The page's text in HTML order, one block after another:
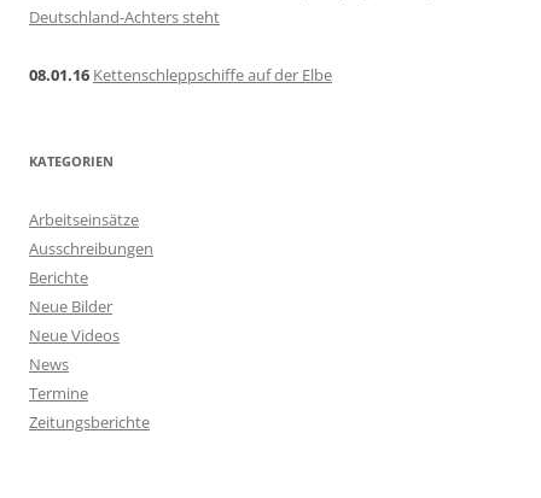
Deutschland-Achters steht
08.01.16 Kettenschleppschiffe auf der Elbe
KATEGORIEN
Arbeitseinsätze
Ausschreibungen
Berichte
Neue Bilder
Neue Videos
News
Termine
Zeitungsberichte